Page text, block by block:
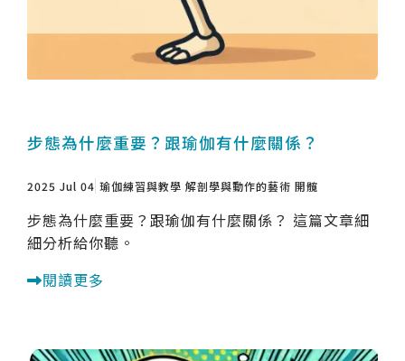
步態為什麼重要？跟瑜伽有什麼關係？
2025 Jul 04 瑜伽練習與教學 解剖學與動作的藝術 開髖
步態為什麼重要？跟瑜伽有什麼關係？ 這篇文章細
細分析給你聽。
閱讀更多